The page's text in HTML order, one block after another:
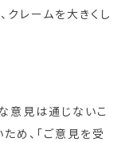
クレームを大きくし
意見は通じないこ
め、「ご意見を受